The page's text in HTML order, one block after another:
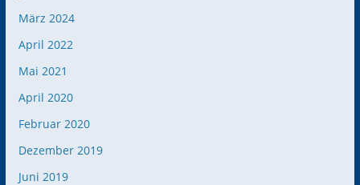
März 2024
April 2022
Mai 2021
April 2020
Februar 2020
Dezember 2019
Juni 2019